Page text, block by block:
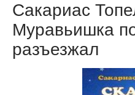
Сакариас
Муравьишка
разъезжал